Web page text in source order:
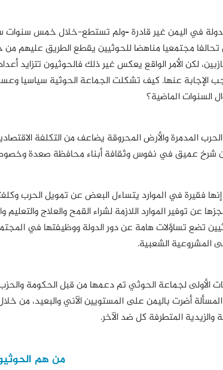
في اليمن غير قادرة –ولم تستطع-خلال خمس سنوات
مجتمعيا مناهضا للحوثيين يقطع الطريق عليهم من
لكن الأمر الواقع يعكس غير ذلك فالحوثيون تتزايد
الإجابة عنها. كيف تشكلت الجماعة الحوثية سياسيا
السنوات الماضية؟
المدمرة والأرض المحروقة يضاعف من التكلفة
شرخ عميق في نفوس وثقافة أبناء محافظة صعدة
فقيرة في الموارد يتساءل البعض عن تمويل الحرب
عن توفير الموارد اللازمة لشراء القمح والعلاج
تضع تساؤلات هامة عن دور الدولة ووظيفتها في
المشروعية الشعبية.
الأولى لجماعة الحوثي تم دعمها من قبل الحكومة
أضرت باليمن على المستويين الآني والبعيد، من
والزيدية المتطرفة كل ضد الآخر.
من هم